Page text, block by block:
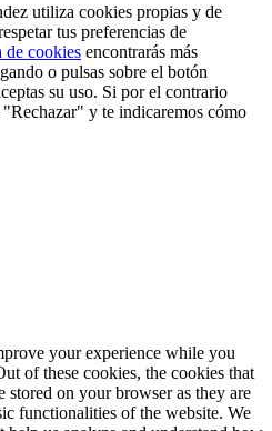
utiliza cookies propias y de
tus preferencias de
de cookies encontrarás más
o pulsas sobre el botón
su uso. Si por el contrario
"Rechazar" y te indicaremos cómo
your experience while you
of these cookies, the cookies that
stored on your browser as they are
functionalities of the website. We